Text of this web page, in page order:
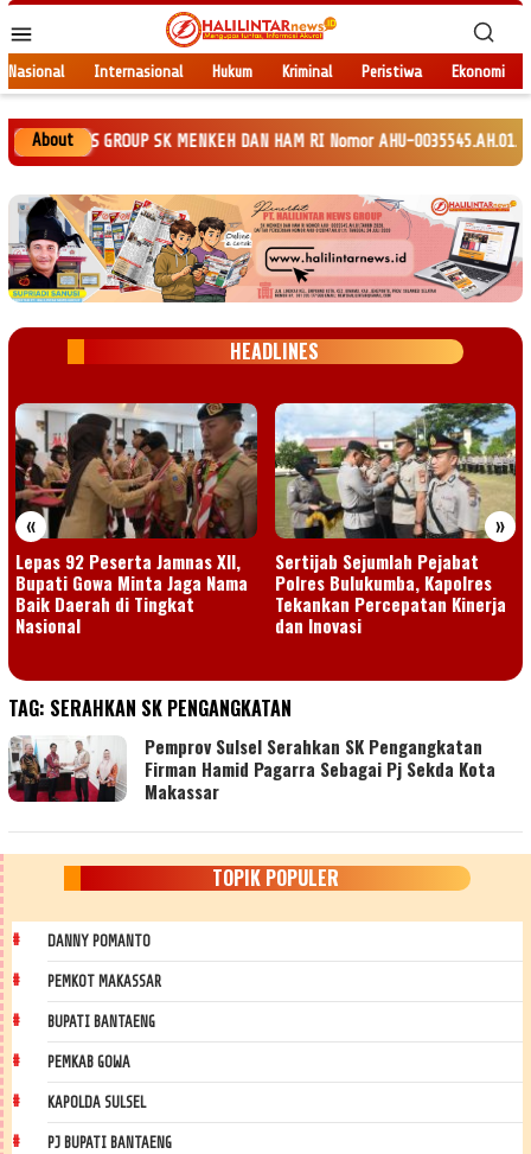
ke
kontenMobile
Nasional Internasional Hukum Kriminal Peristiwa Ekonomi
About
NEWS GROUP SK MENKEH DAN HAM RI Nomor AHU-
HEADLINES
« »
Lepas 92 Peserta Jamnas XII,
Bupati Gowa Minta Jaga Nama
Baik Daerah di Tingkat
Nasional
Sertijab Sejumlah Pejabat
Polres Bulukumba, Kapolres
Tekankan Percepatan Kinerja
dan Inovasi
TAG: SERAHKAN SK PENGANGKATAN
Pemprov Sulsel Serahkan SK Pengangkatan
Firman Hamid Pagarra Sebagai Pj Sekda Kota
Makassar
TOPIK POPULER
DANNY POMANTO
PEMKOT MAKASSAR
BUPATI BANTAENG
PEMKAB GOWA
KAPOLDA SULSEL
PJ BUPATI BANTAENG